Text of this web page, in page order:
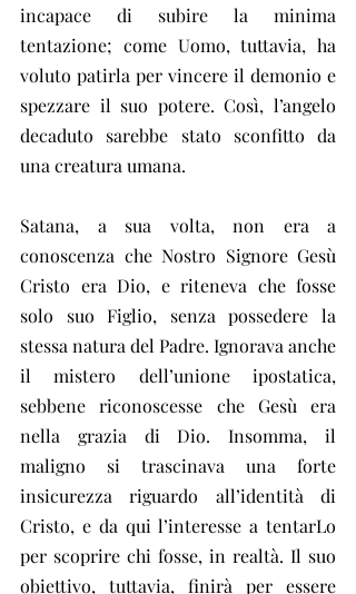
incapace di subire la minima
tentazione; come Uomo, tuttavia, ha
voluto patirla per vincere il demonio e
spezzare il suo potere. Così, l’angelo
decaduto sarebbe stato sconfitto da
una creatura umana.
Satana, a sua volta, non era a
conoscenza che Nostro Signore Gesù
Cristo era Dio, e riteneva che fosse
solo suo Figlio, senza possedere la
stessa natura del Padre. Ignorava anche
il mistero dell’unione ipostatica,
sebbene riconoscesse che Gesù era
nella grazia di Dio. Insomma, il
maligno si trascinava una forte
insicurezza riguardo all’identità di
Cristo, e da qui l’interesse a tentarLo
per scoprire chi fosse, in realtà. Il suo
obiettivo, tuttavia, finirà per essere